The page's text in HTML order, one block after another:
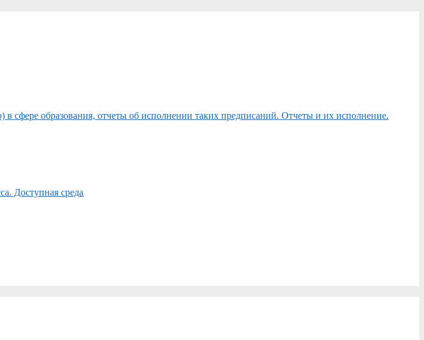
сфере образования, отчеты об исполнении таких предписаний. Отчеты и их исполнение.
Доступная среда